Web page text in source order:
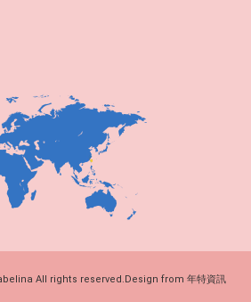
All rights reserved.Design from 年特資訊